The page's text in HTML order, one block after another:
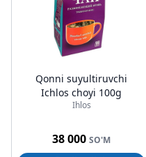
Qonni suyultiruvchi
Ichlos choyi 100g
Ihlos
38 000 SO'M